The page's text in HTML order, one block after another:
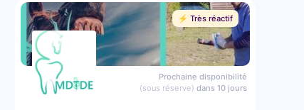
⚡️ Très réactif
Prochaine disponibilité
(sous réserve) dans 10 jours